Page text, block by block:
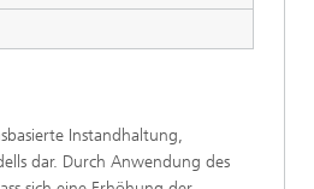
Instandhaltung,
dar. Durch Anwendung des